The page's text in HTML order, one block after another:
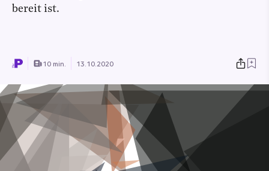
bereit ist.
10 min. 13.10.2020